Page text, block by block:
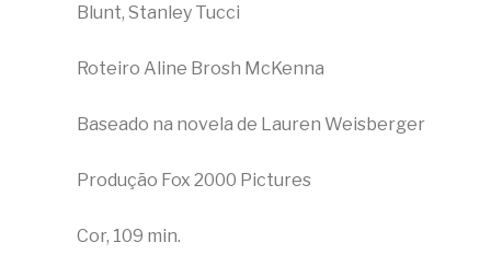
Blunt, Stanley Tucci
Roteiro Aline Brosh McKenna
Baseado na novela de Lauren Weisberger
Produção Fox 2000 Pictures
Cor, 109 min.